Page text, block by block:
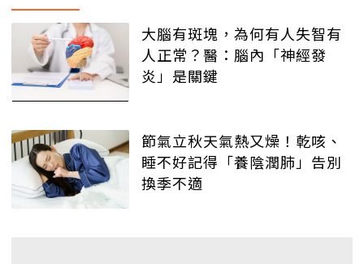
大腦有斑塊，為何有人失智有
人正常？醫：腦內「神經發
炎」是關鍵
節氣立秋天氣熱又燥！乾咳、
睡不好記得「養陰潤肺」告別
換季不適